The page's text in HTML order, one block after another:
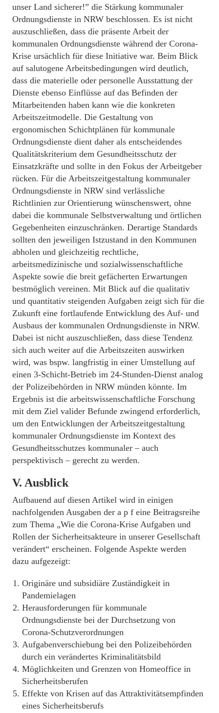
unser Land sicherer!” die Stärkung kommunaler
Ordnungsdienste in NRW beschlossen. Es ist nicht
auszuschließen, dass die präsente Arbeit der
kommunalen Ordnungsdienste während der Corona-
Krise ursächlich für diese Initiative war. Beim Blick
auf salutogene Arbeitsbedingungen wird deutlich,
dass die materielle oder personelle Ausstattung der
Dienste ebenso Einflüsse auf das Befinden der
Mitarbeitenden haben kann wie die konkreten
Arbeitszeitmodelle. Die Gestaltung von
ergonomischen Schichtplänen für kommunale
Ordnungsdienste dient daher als entscheidendes
Qualitätskriterium dem Gesundheitsschutz der
Einsatzkräfte und sollte in den Fokus der Arbeitgeber
rücken. Für die Arbeitszeitgestaltung kommunaler
Ordnungsdienste in NRW sind verlässliche
Richtlinien zur Orientierung wünschenswert, ohne
dabei die kommunale Selbstverwaltung und örtlichen
Gegebenheiten einzuschränken. Derartige Standards
sollten den jeweiligen Istzustand in den Kommunen
abholen und gleichzeitig rechtliche,
arbeitsmedizinische und sozialwissenschaftliche
Aspekte sowie die breit gefächerten Erwartungen
bestmöglich vereinen. Mit Blick auf die qualitativ
und quantitativ steigenden Aufgaben zeigt sich für die
Zukunft eine fortlaufende Entwicklung des Auf- und
Ausbaus der kommunalen Ordnungsdienste in NRW.
Dabei ist nicht auszuschließen, dass diese Tendenz
sich auch weiter auf die Arbeitszeiten auswirken
wird, was bspw. langfristig in einer Umstellung auf
einen 3-Schicht-Betrieb im 24-Stunden-Dienst analog
der Polizeibehörden in NRW münden könnte. Im
Ergebnis ist die arbeitswissenschaftliche Forschung
mit dem Ziel valider Befunde zwingend erforderlich,
um den Entwicklungen der Arbeitszeitgestaltung
kommunaler Ordnungsdienste im Kontext des
Gesundheitsschutzes kommunaler – auch
perspektivisch – gerecht zu werden.
V. Ausblick
Aufbauend auf diesen Artikel wird in einigen
nachfolgenden Ausgaben der a p f eine Beitragsreihe
zum Thema „Wie die Corona-Krise Aufgaben und
Rollen der Sicherheitsakteure in unserer Gesellschaft
verändert“ erscheinen. Folgende Aspekte werden
dazu aufgezeigt:
Originäre und subsidiäre Zuständigkeit in
Pandemielagen
Herausforderungen für kommunale
Ordnungsdienste bei der Durchsetzung von
Corona-Schutzverordnungen
Aufgabenverschiebung bei den Polizeibehörden
durch ein verändertes Kriminalitätsbild
Möglichkeiten und Grenzen von Homeoffice in
Sicherheitsberufen
Effekte von Krisen auf das Attraktivitätsempfinden
eines Sicherheitsberufs